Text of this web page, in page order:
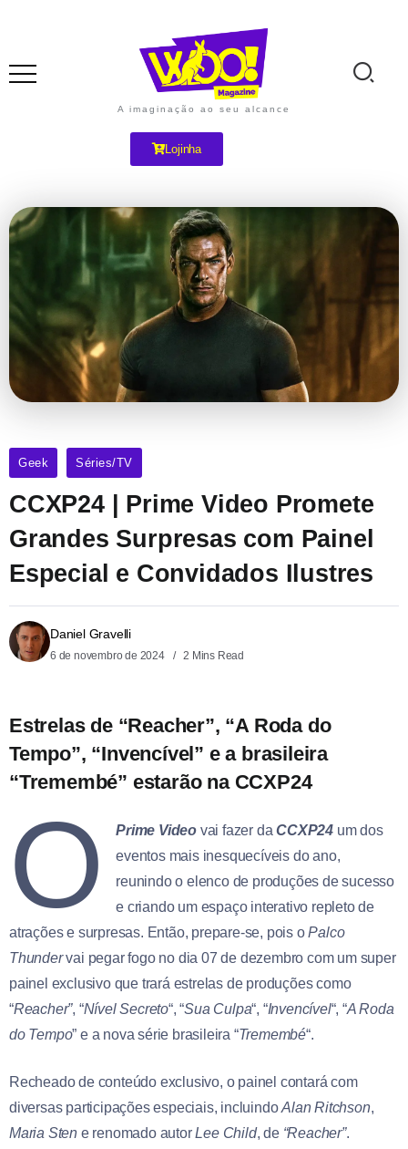
A imaginação ao seu alcance
Lojinha
Geek Séries/TV
CCXP24 | Prime Video Promete
Grandes Surpresas com Painel
Especial e Convidados Ilustres
Daniel Gravelli
6 de novembro de 2024 2 Mins Read
Estrelas de “Reacher”, “A Roda do
Tempo”, “Invencível” e a brasileira
“Tremembé” estarão na CCXP24
O Prime Video vai fazer da CCXP24 um dos
eventos mais inesquecíveis do ano,
reunindo o elenco de produções de sucesso
e criando um espaço interativo repleto de
atrações e surpresas. Então, prepare-se, pois oPalco
Thundervai pegar fogo no dia 07 de dezembro com um super
painel exclusivo que trará estrelas de produções como
“Reacher”, “Nível Secreto“, “Sua Culpa“, “Invencível“, “A Roda
do Tempo” e a nova série brasileira “Tremembé“.
Recheado de conteúdo exclusivo, o painel contará com
diversas participações especiais, incluindoAlan Ritchson,
Maria Sten e renomado autorLee Child, de “Reacher”.